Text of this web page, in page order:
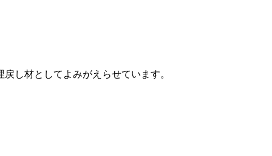
し材としてよみがえらせています。